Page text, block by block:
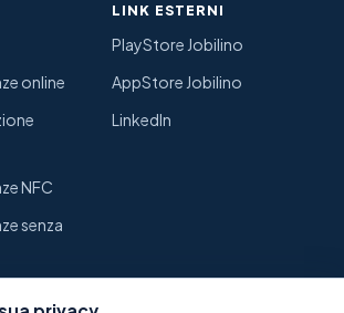
online
NFC
senza
LINK ESTERNI
PlayStore Jobilino
AppStore Jobilino
LinkedIn